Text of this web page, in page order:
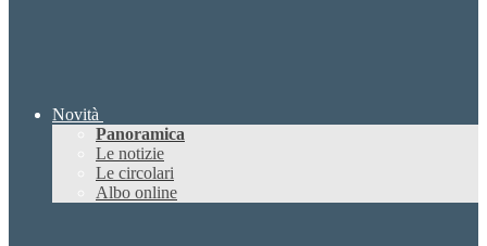
Novità
Panoramica
Le notizie
Le circolari
Albo online